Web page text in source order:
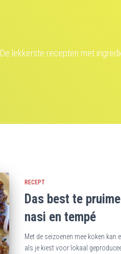
De lekkerste recepten met
RECEPT
Das best te
nasi en tempé
Met de seizoenen mee koken
als je kiest voor lokaal